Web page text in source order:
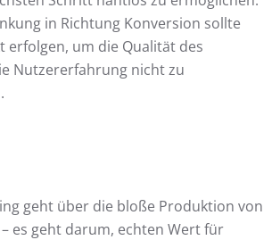
in Richtung Konversion sollte
erfolgen, um die Qualität des
Nutzererfahrung nicht zu
geht über die bloße Produktion von
es geht darum, echten Wert für